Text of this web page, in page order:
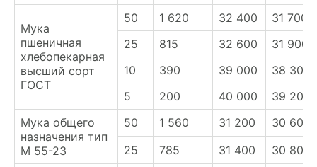
Мука
пшеничная
хлебопекарная
высший сорт
ГОСТ
50 1 620 32 400
31 700
25
815 32 600
31 900
10
390 39 000
38 300
5
200 40 000
39 200
Мука общего
назначения тип
М 55-23
50 1 560 31 200
30 600
25
785 31 400
30 800